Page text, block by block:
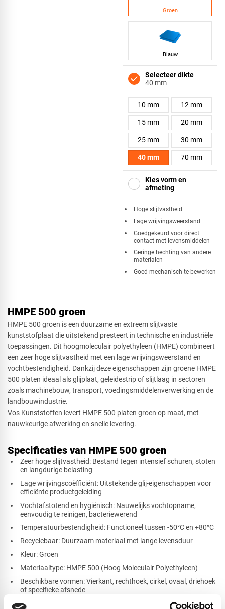
Groen
Blauw
Selecteer dikte
40 mm
10 mm 12 mm
15 mm 20 mm
25 mm 30 mm
40 mm 70 mm
Kies vorm en
afmeting
Vierkant
Driehoek
Rechthoek
Ovaal
Cirkel
Afsnede
Hoge slijtvastheid
Lage wrijvingsweerstand
Goedgekeurd voor direct
contact met levensmiddelen
Geringe hechting van andere
materialen
Goed mechanisch te bewerken
HMPE 500 groen
HMPE 500 groen is een duurzame en extreem slijtvaste
kunststofplaat die uitstekend presteert in technische en industriële
toepassingen. Dit hoogmoleculair polyethyleen (HMPE) combineert
een zeer hoge slijtvastheid met een lage wrijvingsweerstand en
vochtbestendigheid. Dankzij deze eigenschappen zijn groene HMPE
500 platen ideaal als glijplaat, geleidestrip of slijtlaag in sectoren
zoals machinebouw, transport, voedingsmiddelenverwerking en de
landbouwindustrie.
Vos Kunststoffen levert HMPE 500 platen groen op maat, met
nauwkeurige afwerking en snelle levering.
Specificaties van HMPE 500 groen
Zeer hoge slijtvastheid: Bestand tegen intensief schuren, stoten
en langdurige belasting
Lage wrijvingscoëfficiënt: Uitstekende glij-eigenschappen voor
efficiënte productgeleiding
Vochtafstotend en hygiënisch: Nauwelijks vochtopname,
eenvoudig te reinigen, bacteriewerend
Temperatuurbestendigheid: Functioneel tussen -50°C en +80°C
Recyclebaar: Duurzaam materiaal met lange levensduur
Kleur: Groen
Materiaaltype: HMPE 500 (Hoog Moleculair Polyethyleen)
Beschikbare vormen: Vierkant, rechthoek, cirkel, ovaal, driehoek
of specifieke afsnede
Beschikbare diktes: 10 mm, 12 mm, 15 mm, 20 mm, 25 mm, 30